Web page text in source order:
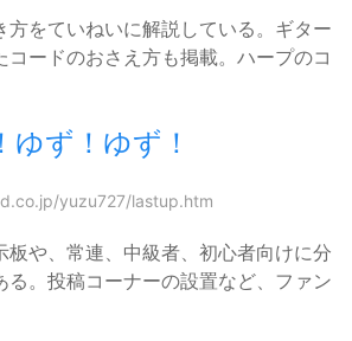
方をていねいに解説している。ギター
コードのおさえ方も掲載。ハープのコ
ず！ゆず！
yuzu727/lastup.htm
板や、常連、中級者、初心者向けに分
る。投稿コーナーの設置など、ファン